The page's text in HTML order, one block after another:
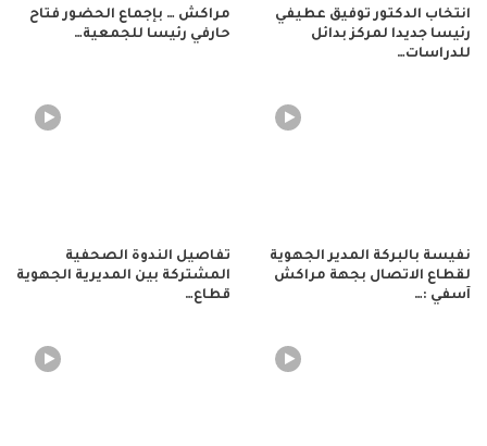
انتخاب الدكتور توفيق عطيفي
رئيسا جديدا لمركز بدائل
للدراسات…
مراكش … بإجماع الحضور فتاح
حارفي رئيسا للجمعية…
نفيسة بالبركة المدير الجهوية
لقطاع الاتصال بجهة مراكش
آسفي :…
تفاصيل الندوة الصحفية
المشتركة بين المديرية الجهوية
قطاع…